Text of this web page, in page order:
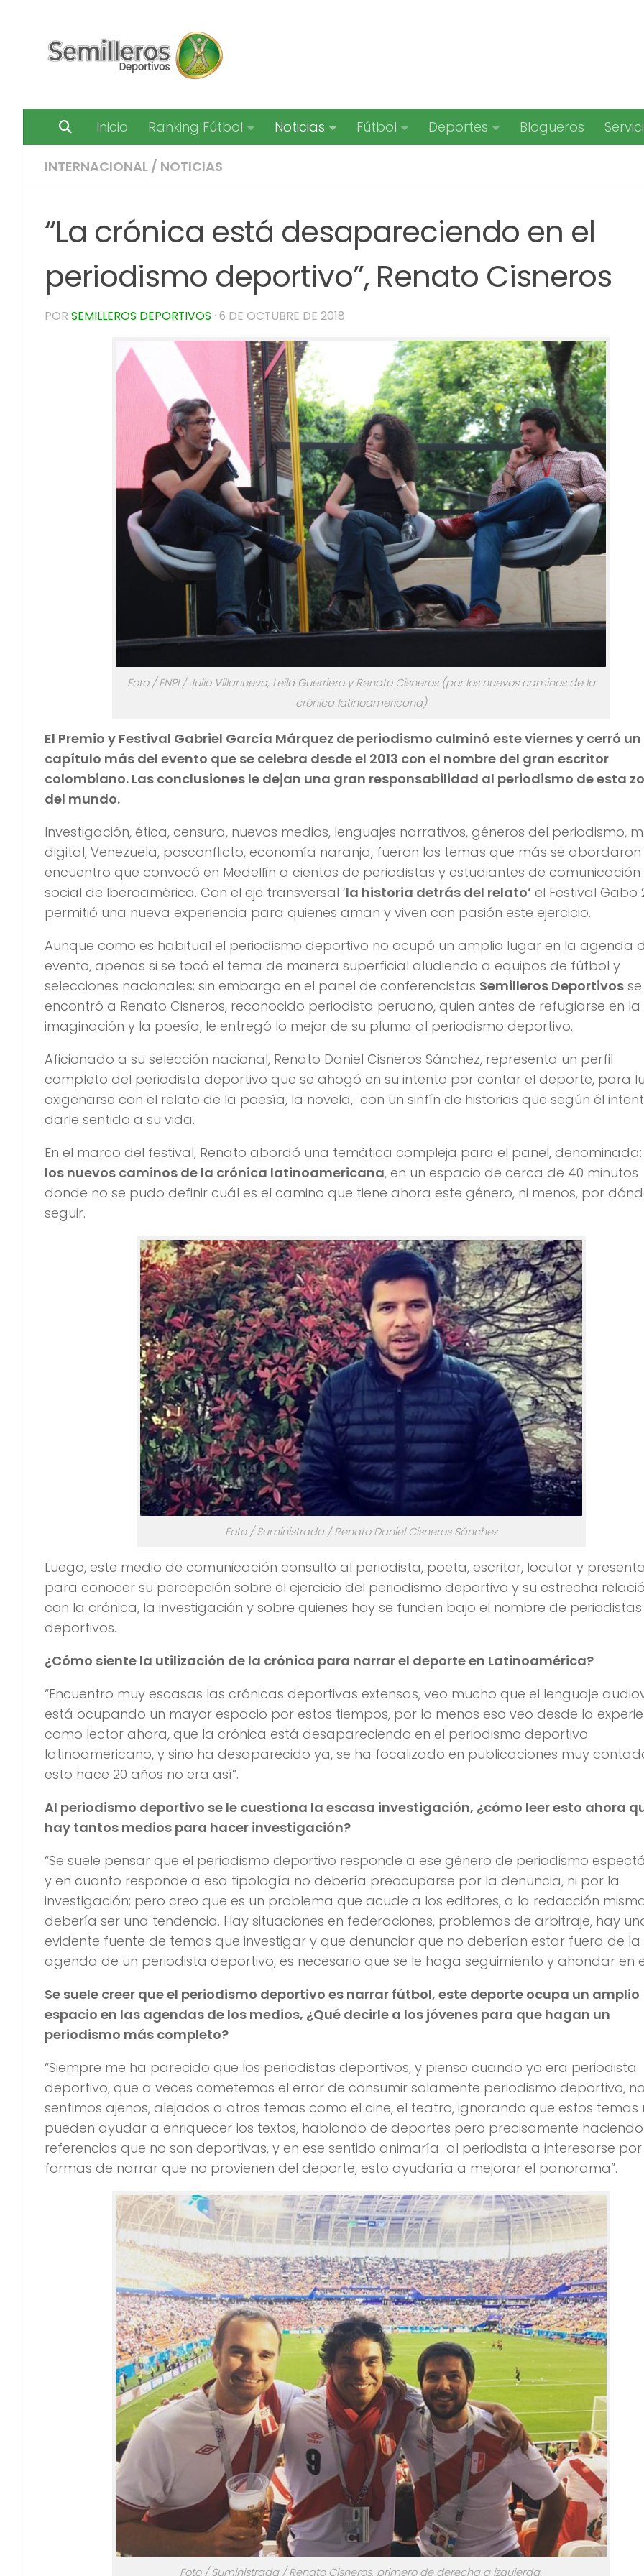
Inicio Ranking Fútbol Noticias Fútbol Deportes Blogueros
INTERNACIONAL / NOTICIAS
“La crónica está desapareciendo en el
periodismo deportivo”, Renato Cisneros
POR SEMILLEROS DEPORTIVOS · 6 DE OCTUBRE DE 2018
Foto / FNPI / Julio Villanueva, Leila Guerriero y Renato Cisneros (por los nuevos caminos de la
crónica latinoamericana)
El Premio y Festival Gabriel García Márquez de periodismo culminó este viernes y cerró un
capítulo más del evento que se celebra desde el 2013 con el nombre del gran escritor
colombiano. Las conclusiones le dejan una gran responsabilidad al periodismo de esta
del mundo.
Investigación, ética, censura, nuevos medios, lenguajes narrativos, géneros del periodismo,
digital, Venezuela, posconflicto, economía naranja, fueron los temas que más se abordaron
encuentro que convocó en Medellín a cientos de periodistas y estudiantes de comunicación
social de Iberoamérica. Con el eje transversal ‘la historia detrás del relato’ el Festival Gabo
permitió una nueva experiencia para quienes aman y viven con pasión este ejercicio.
Aunque como es habitual el periodismo deportivo no ocupó un amplio lugar en la agenda
evento, apenas si se tocó el tema de manera superficial aludiendo a equipos de fútbol y
selecciones nacionales; sin embargo en el panel de conferencistas Semilleros Deportivos se
encontró a Renato Cisneros, reconocido periodista peruano, quien antes de refugiarse en la
imaginación y la poesía, le entregó lo mejor de su pluma al periodismo deportivo.
Aficionado a su selección nacional, Renato Daniel Cisneros Sánchez, representa un perfil
completo del periodista deportivo que se ahogó en su intento por contar el deporte, para
oxigenarse con el relato de la poesía, la novela, con un sinfín de historias que según él
darle sentido a su vida.
En el marco del festival, Renato abordó una temática compleja para el panel, denominada:
los nuevos caminos de la crónica latinoamericana, en un espacio de cerca de 40 minutos
donde no se pudo definir cuál es el camino que tiene ahora este género, ni menos, por
seguir.
Foto / Suministrada / Renato Daniel Cisneros Sánchez
Luego, este medio de comunicación consultó al periodista, poeta, escritor, locutor y
para conocer su percepción sobre el ejercicio del periodismo deportivo y su estrecha
con la crónica, la investigación y sobre quienes hoy se funden bajo el nombre de periodistas
deportivos.
¿Cómo siente la utilización de la crónica para narrar el deporte en Latinoamérica?
“Encuentro muy escasas las crónicas deportivas extensas, veo mucho que el lenguaje
está ocupando un mayor espacio por estos tiempos, por lo menos eso veo desde la
como lector ahora, que la crónica está desapareciendo en el periodismo deportivo
latinoamericano, y sino ha desaparecido ya, se ha focalizado en publicaciones muy
esto hace 20 años no era así”.
Al periodismo deportivo se le cuestiona la escasa investigación, ¿cómo leer esto ahora
hay tantos medios para hacer investigación?
“Se suele pensar que el periodismo deportivo responde a ese género de periodismo
y en cuanto responde a esa tipología no debería preocuparse por la denuncia, ni por la
investigación; pero creo que es un problema que acude a los editores, a la redacción
debería ser una tendencia. Hay situaciones en federaciones, problemas de arbitraje, hay
evidente fuente de temas que investigar y que denunciar que no deberían estar fuera de la
agenda de un periodista deportivo, es necesario que se le haga seguimiento y ahondar en
Se suele creer que el periodismo deportivo es narrar fútbol, este deporte ocupa un amplio
espacio en las agendas de los medios, ¿Qué decirle a los jóvenes para que hagan un
periodismo más completo?
“Siempre me ha parecido que los periodistas deportivos, y pienso cuando yo era periodista
deportivo, que a veces cometemos el error de consumir solamente periodismo deportivo,
sentimos ajenos, alejados a otros temas como el cine, el teatro, ignorando que estos temas
pueden ayudar a enriquecer los textos, hablando de deportes pero precisamente haciendo
referencias que no son deportivas, y en ese sentido animaría al periodista a interesarse por
formas de narrar que no provienen del deporte, esto ayudaría a mejorar el panorama”.
Foto / Suministrada / Renato Cisneros, primero de derecha a izquierda.